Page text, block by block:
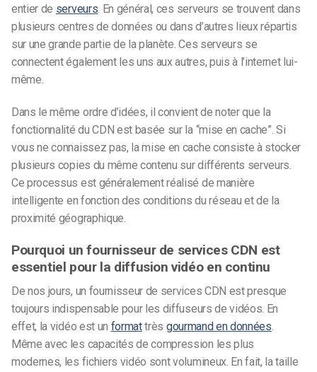
entier de serveurs. En général, ces serveurs se trouvent dans
plusieurs centres de données ou dans d’autres lieux répartis
sur une grande partie de la planète. Ces serveurs se
connectent également les uns aux autres, puis à l’internet lui-
même.
Dans le même ordre d’idées, il convient de noter que la
fonctionnalité du CDN est basée sur la “mise en cache”. Si
vous ne connaissez pas, la mise en cache consiste à stocker
plusieurs copies du même contenu sur différents serveurs.
Ce processus est généralement réalisé de manière
intelligente en fonction des conditions du réseau et de la
proximité géographique.
Pourquoi un fournisseur de services CDN est
essentiel pour la diffusion vidéo en continu
De nos jours, un fournisseur de services CDN est presque
toujours indispensable pour les diffuseurs de vidéos. En
effet, la vidéo est un formattrès gourmand en données.
Même avec les capacités de compression les plus
modernes, les fichiers vidéo sont volumineux. En fait, la taille